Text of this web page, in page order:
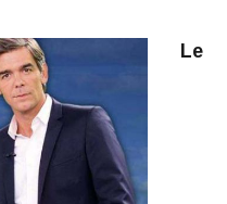
Le